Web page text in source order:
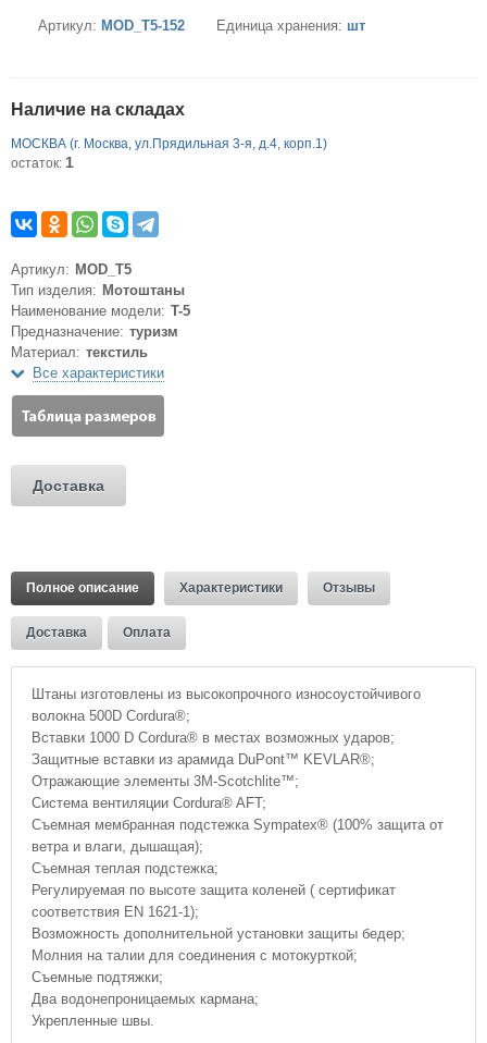
Артикул: MOD_T5-152 Единица хранения: шт
Наличие на складах
МОСКВА (г. Москва, ул.Прядильная 3-я, д.4, корп.1)
остаток: 1
Артикул: MOD_T5
Тип изделия: Мотоштаны
Наименование модели: T-5
Предназначение: туризм
Материал: текстиль
Все характеристики
Доставка
Полное описание Характеристики Отзывы
Доставка Оплата
Штаны изготовлены из высокопрочного износоустойчивого
волокна 500D Cordura®;
Вставки 1000 D Cordura® в местах возможных ударов;
Защитные вставки из арамида DuPont™ KEVLAR®;
Отражающие элементы 3M-Scotchlite™;
Система вентиляции Cordura® AFT;
Съемная мембранная подстежка Sympatex® (100% защита от
ветра и влаги, дышащая);
Съемная теплая подстежка;
Регулируемая по высоте защита коленей ( сертификат
соответствия EN 1621-1);
Возможность дополнительной установки защиты бедер;
Молния на талии для соединения с мотокурткой;
Съемные подтяжки;
Два водонепроницаемых кармана;
Укрепленные швы.